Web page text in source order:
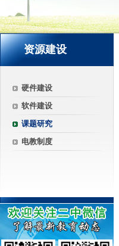
资源建设
硬件建设
软件建设
课题研究
电教制度